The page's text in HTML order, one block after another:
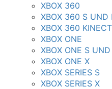
XBOX 360
XBOX 360 S UND
XBOX 360 KINECT
XBOX ONE
XBOX ONE S
XBOX ONE X
XBOX SERIES S
XBOX SERIES X